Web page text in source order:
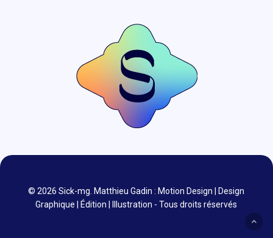
© 2026 Sick-mg. Matthieu Gadin : Motion Design | Design
Graphique | Édition | Illustration - Tous droits réservés